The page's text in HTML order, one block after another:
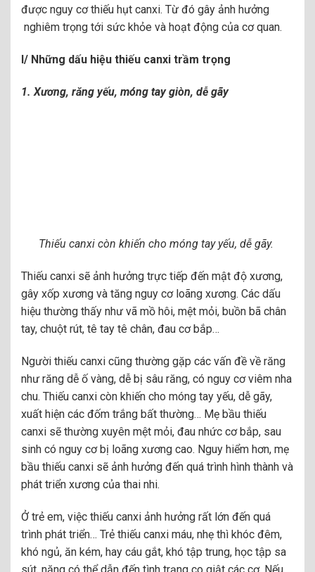
được nguy cơ thiếu hụt canxi. Từ đó gây ảnh hưởng
nghiêm trọng tới sức khỏe và hoạt động của cơ quan.
I/ Những dấu hiệu thiếu canxi trầm trọng
1. Xương, răng yếu, móng tay giòn, dễ gãy
Thiếu canxi còn khiến cho móng tay yếu, dễ gãy.
Thiếu canxi sẽ ảnh hưởng trực tiếp đến mật độ xương,
gây xốp xương và tăng nguy cơ loãng xương. Các dấu
hiệu thường thấy như vã mồ hôi, mệt mỏi, buồn bã chân
tay, chuột rút, tê tay tê chân, đau cơ bắp…
Người thiếu canxi cũng thường gặp các vấn đề về răng
như răng dễ ố vàng, dễ bị sâu răng, có nguy cơ viêm nha
chu. Thiếu canxi còn khiến cho móng tay yếu, dễ gãy,
xuất hiện các đốm trắng bất thường… Mẹ bầu thiếu
canxi sẽ thường xuyên mệt mỏi, đau nhức cơ bắp, sau
sinh có nguy cơ bị loãng xương cao. Nguy hiểm hơn, mẹ
bầu thiếu canxi sẽ ảnh hưởng đến quá trình hình thành và
phát triển xương của thai nhi.
Ở trẻ em, việc thiếu canxi ảnh hưởng rất lớn đến quá
trình phát triển… Trẻ thiếu canxi máu, nhẹ thì khóc đêm,
khó ngủ, ăn kém, hay cáu gắt, khó tập trung, học tập sa
sút, nặng có thể dẫn đến tình trạng co giật các cơ. Nếu